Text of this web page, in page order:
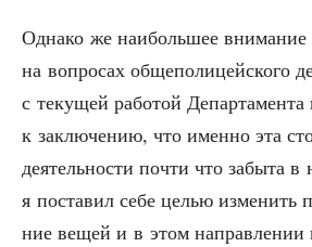
Одна­ко же наи­боль­шее вни­ма­ние
на вопро­сах обще­по­ли­цей­ско­го
с теку­щей рабо­той
к заклю­че­нию, что имен­но эта
дея­тель­но­сти почти что забы­та
я поста­вил себе целью изме­нить
ние вещей и в этом